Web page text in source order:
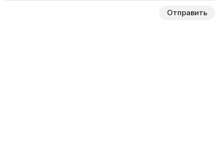
Отправить